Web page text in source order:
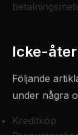
Icke-
Följande
under några
Kreditköp